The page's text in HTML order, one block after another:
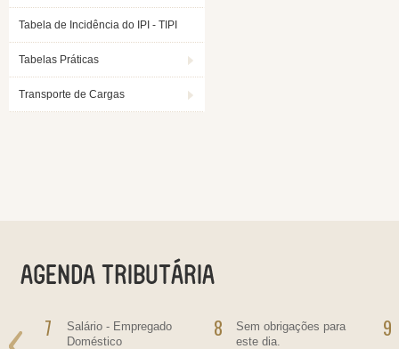
Tabela de Incidência do IPI - TIPI
Tabelas Práticas
Transporte de Cargas
7
Salário - Empregado
Doméstico
8
Sem obrigações para
este dia.
9